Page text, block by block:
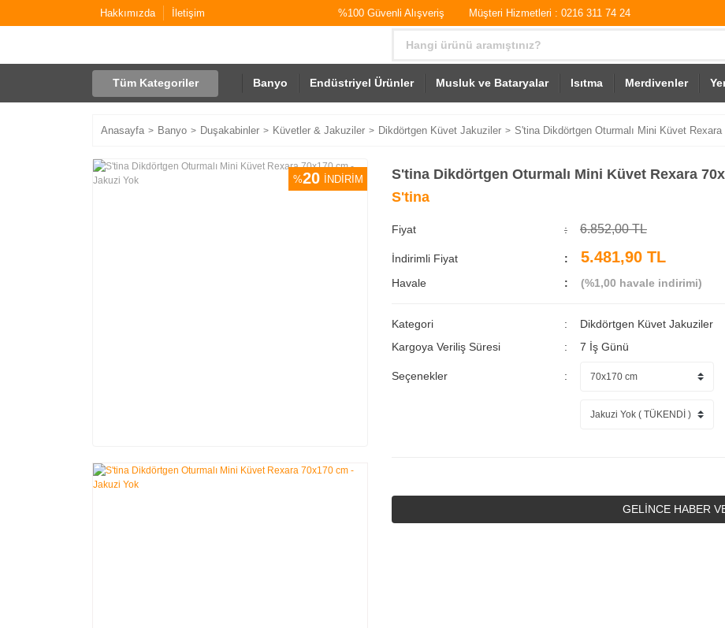
Hakkımızda İletişim %100 Güvenli Alışveriş Müşteri Hizmetleri : 0216 311 74 24
Tüm Kategoriler Banyo Endüstriyel Ürünler Musluk ve Bataryalar Isıtma Merdivenler
Anasayfa Banyo Duşakabinler Küvetler & Jakuziler Dikdörtgen Küvet Jakuziler S'tina Dikdörtgen Oturmalı Mini Küvet
%20 İNDİRİM
S'tina Dikdörtgen Oturmalı Mini Küvet Rexara
S'tina
Fiyat 6.852,00 TL
İndirimli Fiyat 5.481,90 TL
Havale (%1,00 havale indirimi)
Kategori
Dikdörtgen Küvet Jakuziler
Kargoya Veriliş Süresi
7 İş Günü
Seçenekler
GELİNCE HABER